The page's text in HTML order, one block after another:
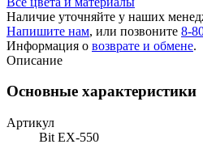
Наличие уточняйте у наших
Напишите нам, или позвоните 8-
Информация о возврате и обмене.
Описание
Основные характеристики
Артикул
Bit EX-550